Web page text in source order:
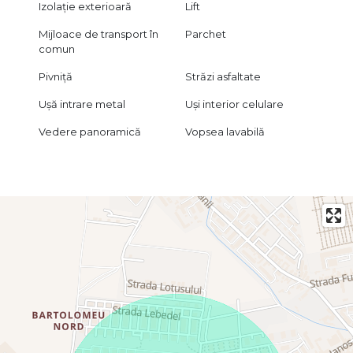
Izolație exterioară Lift
Mijloace de transport în
comun
Parchet
Pivniță Străzi asfaltate
Ușă intrare metal Uși interior celulare
Vedere panoramică Vopsea lavabilă